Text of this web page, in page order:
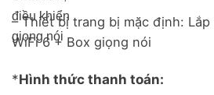
điều khiển
giọng nói
– Thiết bị trang bị mặc định: Lắp
WiFi 6 + Box giọng nói
*Hình thức thanh toán: